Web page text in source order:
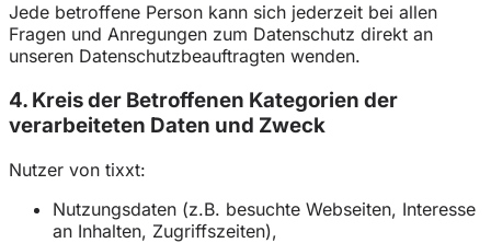
Jede betroffene Person kann sich jederzeit bei allen
Fragen und Anregungen zum Datenschutz direkt an
unseren Datenschutzbeauftragten wenden.
4. Kreis der Betroffenen Kategorien der
verarbeiteten Daten und Zweck
Nutzer von tixxt:
Nutzungsdaten (z.B. besuchte Webseiten, Interesse
an Inhalten, Zugriffszeiten),